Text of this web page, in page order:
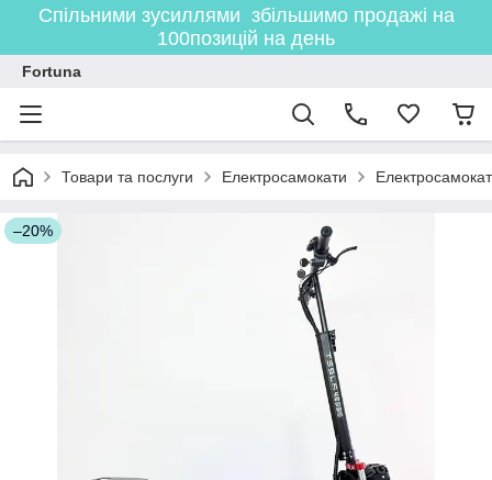
Спільними зусиллями збільшимо продажі на
100позицій на день
Fortuna
Товари та послуги Електросамокати
–20%